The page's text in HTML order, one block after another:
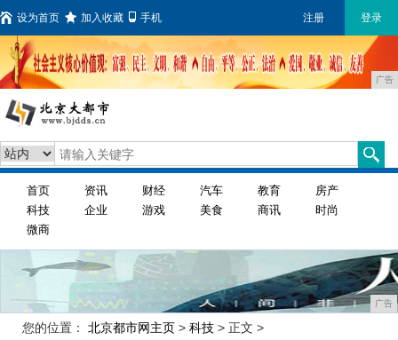
设为首页 加入收藏 手机 注册 登录
广告
首页 资讯 财经 汽车 教育
房产
科技
企业 游戏 美食 商讯
时尚
微商
广告
您的位置： 北京都市网主页 > 科技 > 正文 >